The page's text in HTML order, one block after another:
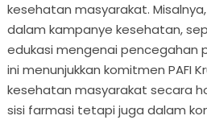
kesehatan masyarakat.
dalam kampanye kesehatan,
edukasi mengenai pencegahan
ini menunjukkan komitmen PAFI
kesehatan masyarakat secara
sisi farmasi tetapi juga dalam